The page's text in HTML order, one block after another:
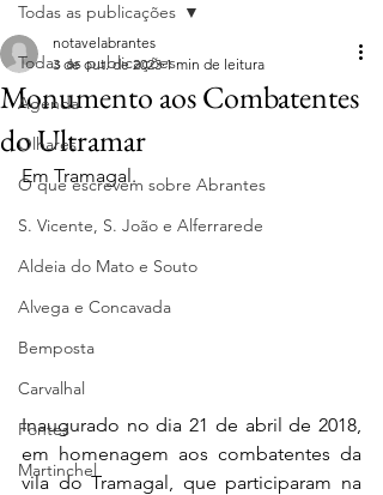
Todas as publicações
Agenda
Olhares
O que escrevem sobre Abrantes
S. Vicente, S. João e Alferrarede
Aldeia do Mato e Souto
Alvega e Concavada
Bemposta
Carvalhal
Fontes
Martinchel
Todas as publicações
Monumento aos Combatentes
do Ultramar
notavelabrantes
3 de out. de 2023 1 min de leitura
Em Tramagal.
Inaugurado no dia 21 de abril de 2018,
em homenagem aos combatentes da
vila do Tramagal, que participaram na